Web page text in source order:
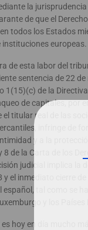
la
de que el
todos los Estados
instituciones europeas.
de esta labor del
sentencia de 22
1(15)(c) de la
de capitales, por
titular real de las
infringe de
y a la
de la Carta de los
judicial implica la
el inmediato cierre de
español, tal como se
y los Países
hoy en día mucho